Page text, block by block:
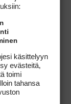
käsittelyyn
evästeitä,
toimi
tahansa